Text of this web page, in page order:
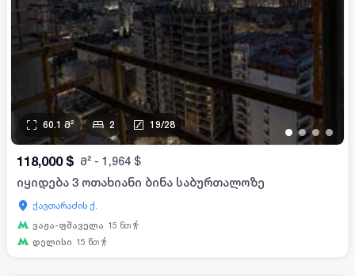
• • • •
60.1 მ² 2 19/28
118,000 $ მ² - 1,964 $
იყიდება 3 ოთახიანი ბინა საბურთალოზე
ქავთარაძის ქ.
ვაჟა-ფშაველა 15 წთ
დელისი 15 წთ